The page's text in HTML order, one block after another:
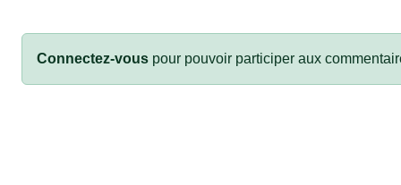
Connectez-vous pour pouvoir participer aux